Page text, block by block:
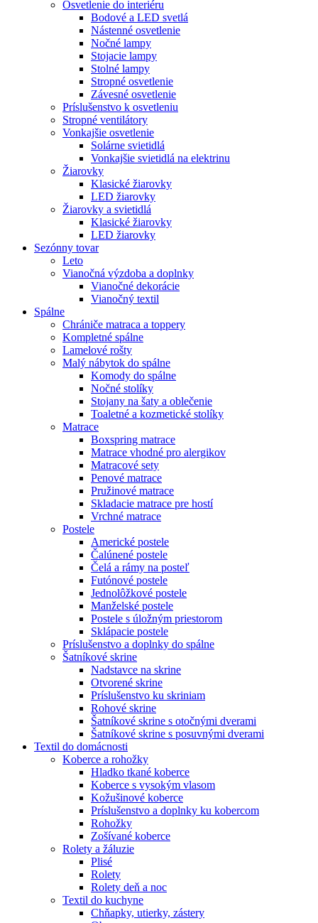
Osvetlenie do interiéru
Bodové a LED svetlá
Nástenné osvetlenie
Nočné lampy
Stojacie lampy
Stolné lampy
Stropné osvetlenie
Závesné osvetlenie
Príslušenstvo k osvetleniu
Stropné ventilátory
Vonkajšie osvetlenie
Solárne svietidlá
Vonkajšie svietidlá na elektrinu
Žiarovky
Klasické žiarovky
LED žiarovky
Žiarovky a svietidlá
Klasické žiarovky
LED žiarovky
Sezónny tovar
Leto
Vianočná výzdoba a doplnky
Vianočné dekorácie
Vianočný textil
Spálne
Chrániče matraca a toppery
Kompletné spálne
Lamelové rošty
Malý nábytok do spálne
Komody do spálne
Nočné stolíky
Stojany na šaty a oblečenie
Toaletné a kozmetické stolíky
Matrace
Boxspring matrace
Matrace vhodné pro alergikov
Matracové sety
Penové matrace
Pružinové matrace
Skladacie matrace pre hostí
Vrchné matrace
Postele
Americké postele
Čalúnené postele
Čelá a rámy na posteľ
Futónové postele
Jednolôžkové postele
Manželské postele
Postele s úložným priestorom
Sklápacie postele
Príslušenstvo a doplnky do spálne
Šatníkové skrine
Nadstavce na skrine
Otvorené skrine
Príslušenstvo ku skriniam
Rohové skrine
Šatníkové skrine s otočnými dverami
Šatníkové skrine s posuvnými dverami
Textil do domácnosti
Koberce a rohožky
Hladko tkané koberce
Koberce s vysokým vlasom
Kožušinové koberce
Príslušenstvo a doplnky ku kobercom
Rohožky
Zošívané koberce
Rolety a žáluzie
Plisé
Rolety
Rolety deň a noc
Textil do kuchyne
Chňapky, utierky, zástery